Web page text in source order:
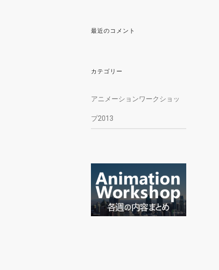
最近のコメント
カテゴリー
アニメーションワークショッ
プ2013